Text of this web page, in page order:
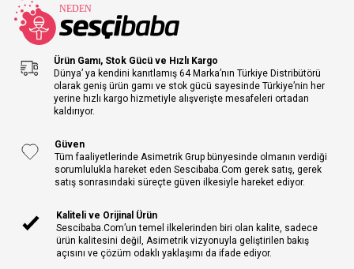
Ürün Gamı, Stok Gücü ve Hızlı Kargo
Dünya’ ya kendini kanıtlamış 64 Marka’nın Türkiye Distribütörü
olarak geniş ürün gamı ve stok gücü sayesinde Türkiye’nin her
yerine hızlı kargo hizmetiyle alışverişte mesafeleri ortadan
kaldırıyor.
Güven
Tüm faaliyetlerinde Asimetrik Grup bünyesinde olmanın verdiği
sorumlulukla hareket eden Sescibaba.Com gerek satış, gerek
satış sonrasındaki süreçte güven ilkesiyle hareket ediyor.
Kaliteli ve Orijinal Ürün
Sescibaba.Com’un temel ilkelerinden biri olan kalite, sadece
ürün kalitesini değil, Asimetrik vizyonuyla geliştirilen bakış
açısını ve çözüm odaklı yaklaşımı da ifade ediyor.